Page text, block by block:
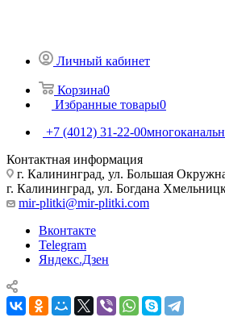
Личный кабинет
Корзина0
Избранные товары0
+7 (4012) 31-22-00
Контактная информация
г. Калининград, ул. Большая
г. Калининград, ул. Богдана
mir-plitki@mir-plitki.com
Вконтакте
Telegram
Яндекс.Дзен